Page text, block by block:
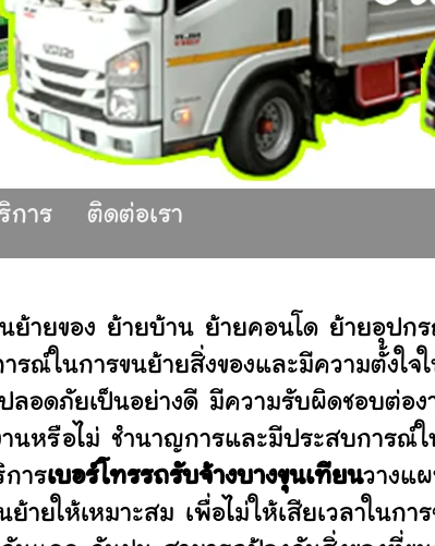
การ ติดต่อเรา
ย้ายของ ย้ายบ้าน ย้ายคอนโด ย้ายอุปก
ในการขนย้ายสิ่งของและมีความตั้งใจ
ลอดภัยเป็นอย่างดี มีความรับผิดชอบต่
นหรือไม่ ชำนาญการและมีประสบการณ์
ารเบอร์โทรรถรับจ้างบางขุนเทียนวางแ
ายให้เหมาะสม เพื่อไม่ให้เสียเวลาในก